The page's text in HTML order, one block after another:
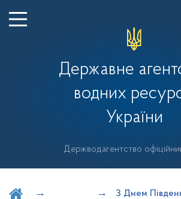
Державне
водних
України
Держводагентство
З Днем